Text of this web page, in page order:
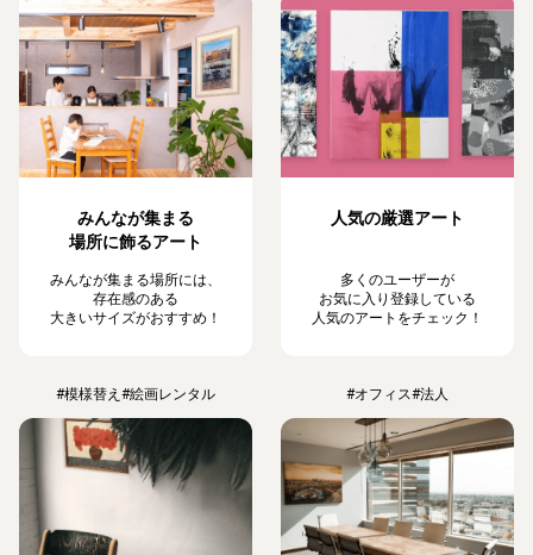
みんなが集まる
場所に飾るアート
みんなが集まる場所には、
存在感のある
大きいサイズがおすすめ！
人気の厳選アート
多くのユーザーが
お気に入り登録している
人気のアートをチェック！
#模様替え #絵画レンタル #オフィス#法人